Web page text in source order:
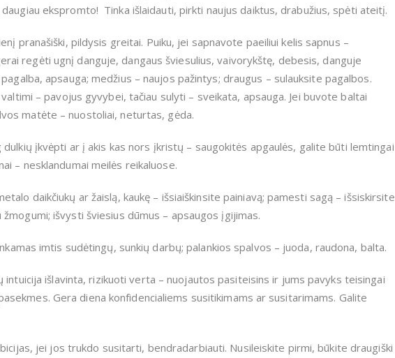
ekspromto! Tinka išlaidauti, pirkti naujus daiktus, drabužius, spėti ateitį.
pranašiški, pildysis greitai. Puiku, jei sapnavote paeiliui kelis sapnus –
regėti ugnį danguje, dangaus šviesulius, vaivorykštę, debesis, danguje
apsauga; medžius – naujos pažintys; draugus – sulauksite pagalbos.
– pavojus gyvybei, tačiau sulyti – sveikata, apsauga. Jei buvote baltai
matėte – nuostoliai, neturtas, gėda.
įkvėpti ar į akis kas nors įkristų – saugokitės apgaulės, galite būti lemtingai
– nesklandumai meilės reikaluose.
daikčiukų ar žaislą, kaukę – išsiaiškinsite painiavą; pamesti sagą – išsiskirsite
žmogumi; išvysti šviesius dūmus – apsaugos įgijimas.
imtis sudėtingų, sunkių darbų; palankios spalvos – juoda, raudona, balta.
intuicija išlavinta, rizikuoti verta – nuojautos pasiteisins ir jums pavyks teisingai
Gera diena konfidencialiems susitikimams ar susitarimams. Galite
jei jos trukdo susitarti, bendradarbiauti. Nusileiskite pirmi, būkite draugiški